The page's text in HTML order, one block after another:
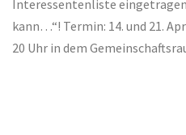
Interessentenliste
kann…“! Termin: 14. und 21.
20 Uhr in dem